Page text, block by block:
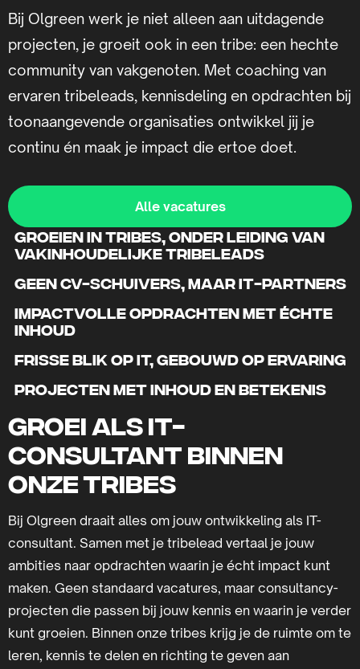
Bij Olgreen werk je niet alleen aan uitdagende
projecten, je groeit ook in een tribe: een hechte
community van vakgenoten. Met coaching van
ervaren tribeleads, kennisdeling en opdrachten bij
toonaangevende organisaties ontwikkel jij je
continu én maak je impact die ertoe doet.
Alle vacatures
Groeien in tribes, onder leiding van
vakinhoudelijke tribeleads
Geen CV-schuivers, maar IT-partners
Impactvolle opdrachten met échte
inhoud
Frisse blik op IT, gebouwd op ervaring
Projecten met inhoud en betekenis
Groei als IT-
consultant binnen
onze tribes
Bij Olgreen draait alles om jouw ontwikkeling als IT-
consultant. Samen met je tribelead vertaal je jouw
ambities naar opdrachten waarin je écht impact kunt
maken. Geen standaard vacatures, maar consultancy-
projecten die passen bij jouw kennis en waarin je verder
kunt groeien. Binnen onze tribes krijg je de ruimte om te
leren, kennis te delen en richting te geven aan